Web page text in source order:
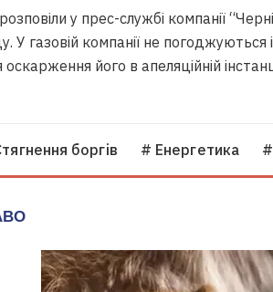
у прес-службі компанії
У газовій компанії не
оскарження його в апеляційній
боргiв # Енергетика